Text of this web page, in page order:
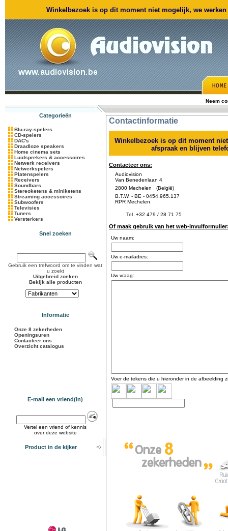
Winkelbezoek is op dit moment niet mogelijk, we
Neem
Categorieën
Blu-ray-spelers
CD-spelers
DAC's
Draadloze speakers
Home cinema sets
Luidsprekers & accessoires
Netwerk receivers
Netwerkspelers
Platenspelers
Receivers
Soundbars
Stereoketens & miniketens
Streaming accessoires
Subwoofers
Televisies
Tuners
Versterkers
Snel zoeken
Gebruik een trefwoord om te vinden wat
u zoekt
Uitgebreid zoeken
Bekijk alle producten
Informatie
Onze 8 zekerheden
Openingsuren
Contacteer ons
Overzicht catalogus
E-mail een vriend(in)
Vertel een vriend of kennis
over deze website
Product in de kijker
Contactinformatie
Winkelbezoek is op dit moment
afspraak en blijven
Contacteer ons:
Audiovision
Van Benedenlaan 4
2800 Mechelen (België)
B.T.W. - BE - 0454.965.137
RPR Mechelen
Tel +32 479 / 28 71 75
Of maak gebruik van het web-
Uw naam:
Uw e-mailadres:
Uw vraag:
Voer de tekens die u hieronder in de afbeelding